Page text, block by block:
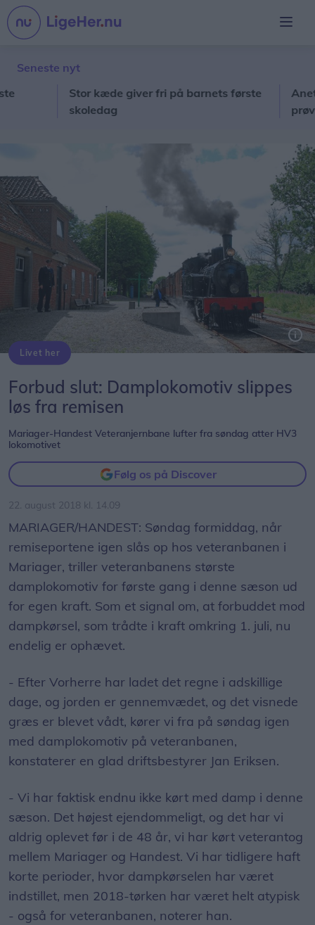
Seneste nyt
Stor kæde giver fri på barnets første
skoledag
Anette
prøver
Livet her
Forbud slut: Damplokomotiv slippes
løs fra remisen
Mariager-Handest Veteranjernbane lufter fra søndag atter HV3
lokomotivet
Følg os på Discover
22. august 2018 kl. 14.09
MARIAGER/HANDEST: Søndag formiddag, når
remiseportene igen slås op hos veteranbanen i
Mariager, triller veteranbanens største
damplokomotiv for første gang i denne sæson ud
for egen kraft. Som et signal om, at forbuddet mod
dampkørsel, som trådte i kraft omkring 1. juli, nu
endelig er ophævet.
- Efter Vorherre har ladet det regne i adskillige
dage, og jorden er gennemvædet, og det visnede
græs er blevet vådt, kører vi fra på søndag igen
med damplokomotiv på veteranbanen,
konstaterer en glad driftsbestyrer Jan Eriksen.
- Vi har faktisk endnu ikke kørt med damp i denne
sæson. Det højest ejendommeligt, og det har vi
aldrig oplevet før i de 48 år, vi har kørt veterantog
mellem Mariager og Handest. Vi har tidligere haft
korte perioder, hvor dampkørselen har været
indstillet, men 2018-tørken har været helt atypisk
- også for veteranbanen, noterer han.